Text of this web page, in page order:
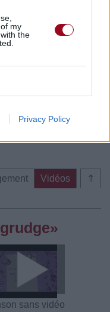
my
the
Privacy Policy
:
guitare chez
trouver le CD sur
ou une partition au
⇑
Vidéos
sans vidéo